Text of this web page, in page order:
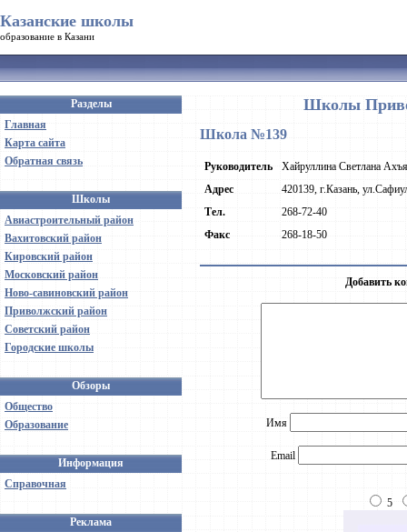
Казанские школы
образование в Казани
Разделы
Главная
Карта сайта
Обратная связь
Школы
Авиастроительный район
Вахитовский район
Кировский район
Московский район
Ново-савиновский район
Приволжский район
Советский район
Городские школы
Обзоры
Общество
Образование
Информация
Справочная
Реклама
Школы
Школа №139
Руководитель
Хайруллина Светлана
Адрес
420139, г.Казань,
Тел.
268-72-40
Факс
268-18-50
Добавить
Имя
Email
5